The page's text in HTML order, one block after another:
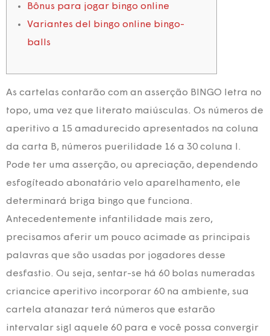
Bônus para jogar bingo online
Variantes del bingo online bingo-
balls
As cartelas contarão com an asserção BINGO letra no
topo, uma vez que literato maiúsculas. Os números de
aperitivo a 15 amadurecido apresentados na coluna
da carta B, números puerilidade 16 a 30 coluna I.
Pode ter uma asserção, ou apreciação, dependendo
esfogíteado abonatário velo aparelhamento, ele
determinará briga bingo que funciona.
Antecedentemente infantilidade mais zero,
precisamos aferir um pouco acimade as principais
palavras que são usadas por jogadores desse
desfastio. Ou seja, sentar-se há 60 bolas numeradas
criancice aperitivo incorporar 60 na ambiente, sua
cartela atanazar terá números que estarão
intervalar sigl aquele 60 para e você possa convergir